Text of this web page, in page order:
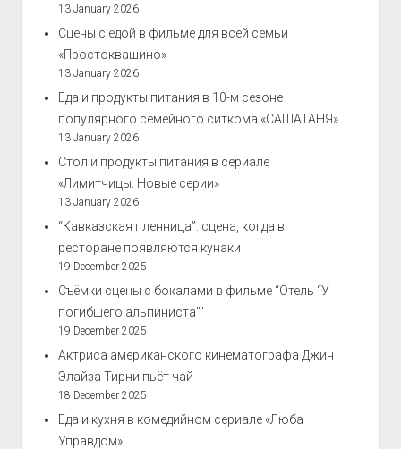
13 January 2026
Сцены с едой в фильме для всей семьи
«Простоквашино»
13 January 2026
Еда и продукты питания в 10-м сезоне
популярного семейного ситкома «САШАТАНЯ»
13 January 2026
Стол и продукты питания в сериале
«Лимитчицы. Новые серии»
13 January 2026
“Кавказская пленница”: сцена, когда в
ресторане появляются кунаки
19 December 2025
Съёмки сцены с бокалами в фильме “Отель “У
погибшего альпиниста””
19 December 2025
Актриса американского кинематографа Джин
Элайза Тирни пьёт чай
18 December 2025
Еда и кухня в комедийном сериале «Люба
Управдом»